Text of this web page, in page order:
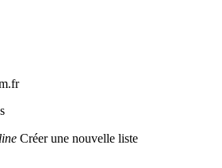
Créer une nouvelle liste